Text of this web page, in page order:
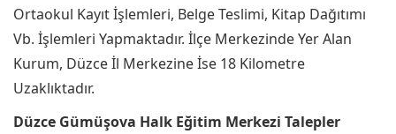
Ortaokul Kayıt İşlemleri, Belge Teslimi, Kitap Dağıtımı
Vb. İşlemleri Yapmaktadır. İlçe Merkezinde Yer Alan
Kurum, Düzce İl Merkezine İse 18 Kilometre
Uzaklıktadır.
Düzce Gümüşova Halk Eğitim Merkezi Talepler